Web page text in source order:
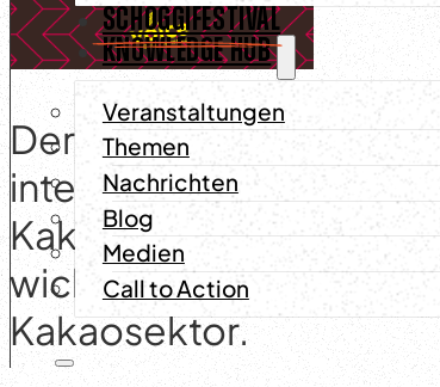
SCHOGGIFESTIVAL
KNOWLEDGE HUB
Veranstaltungen
Themen
Nachrichten
Blog
Medien
Call to Action
Der gerade vom
internationalen
Kakao-Barometer 2025
wichtigte
Kakaosektor.